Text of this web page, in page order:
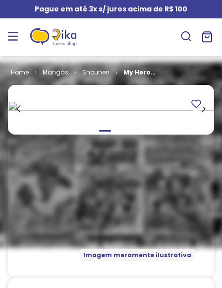
Pague em até 3x s/ juros acima de R$ 100
Mangás Shounen
My Hero
Academia
# 09
Imagem meramente ilustrativa